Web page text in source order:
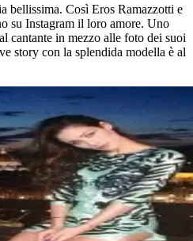
bellissima. Così Eros Ramazzotti e
su Instagram il loro amore. Uno
cantante in mezzo alle foto dei suoi
story con la splendida modella è al